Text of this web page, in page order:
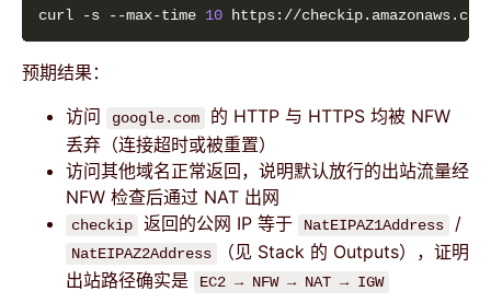
curl -s --max-time 10
预期结果：
访问
google.com
的 HTTP 与 HTTPS 均被 NFW
丢弃（连接超时或被重置）
访问其他域名正常返回，说明默认放行的出站流量经
NFW 检查后通过 NAT 出网
checkip 返回的公网 IP 等于 NatEIPAZ1Address /
NatEIPAZ2Address
（见 Stack 的 Outputs），证明
出站路径确实是
EC2 → NFW → NAT → IGW